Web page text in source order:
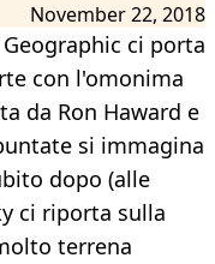
November 22, 2018
ci porta
con l'omonima
da Ron Haward e
si immagina
dopo (alle
ci riporta sulla
terrena